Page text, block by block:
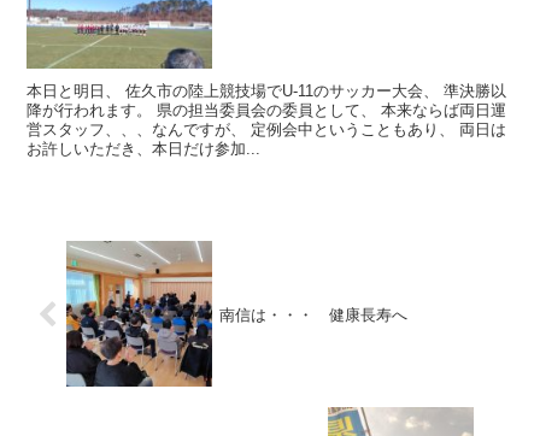
本日と明日、 佐久市の陸上競技場でU-11のサッカー大会、 準決勝以
降が行われます。 県の担当委員会の委員として、 本来ならば両日運
営スタッフ、、、なんですが、 定例会中ということもあり、 両日は
お許しいただき、本日だけ参加...
南信は・・・ 健康長寿へ